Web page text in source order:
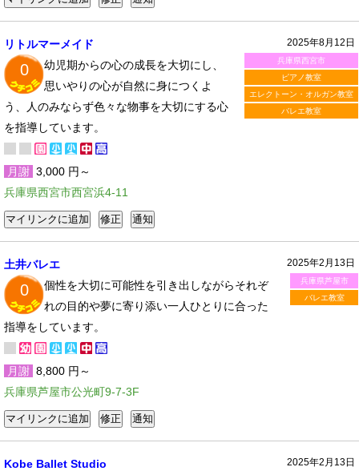
2025年8月12日
兵庫県西宮市
ピアノ教室
エレクトーン・オルガン教室
バレエ教室
リトルマーメイド
0
幼児期からの心の成長を大切にし、
思いやりの心が自然に身につくよ
う、人のみならず色々な物事を大切にする心
を指導しています。
月謝 3,000 円～
兵庫県西宮市西宮浜4-11
2025年2月13日
兵庫県芦屋市
バレエ教室
土井バレエ
0
個性を大切に可能性を引き出しながらそれぞ
れの目的や夢に寄り添い一人ひとりに合った
指導をしています。
月謝 8,800 円～
兵庫県芦屋市公光町9-7-3F
2025年2月13日
Kobe Ballet Studio